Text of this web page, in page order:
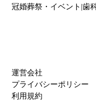
冠婚葬祭・イベント 歯
運営会社
プライバシーポリシー
利用規約